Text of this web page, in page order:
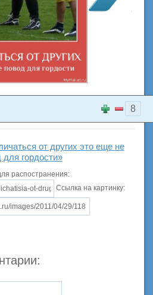
8
от других это еще не
для гордости»
распостранения:
Ссылка на картинку: